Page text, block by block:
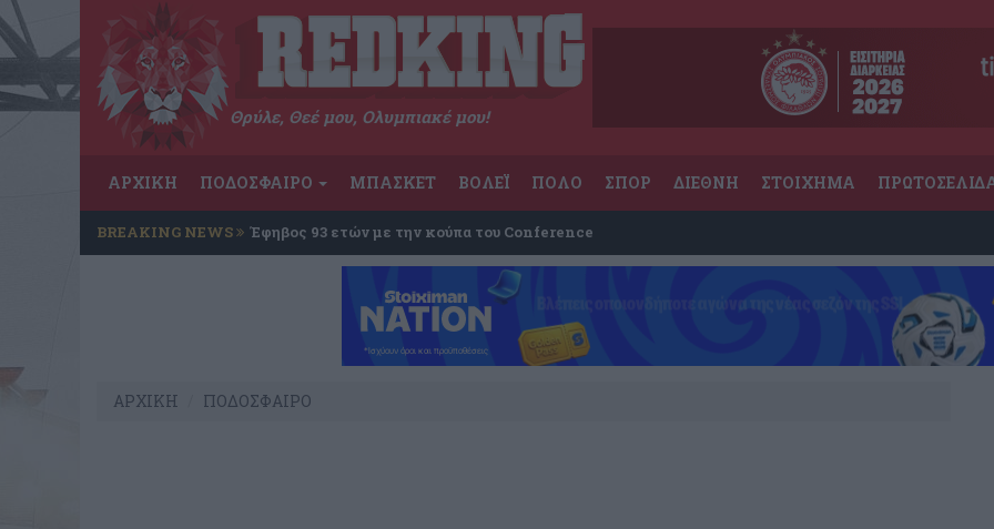
Θρύλε, Θεέ μου, Ολυμπιακέ μου!
ΑΡΧΙΚΗ ΠΟΔΟΣΦΑΙΡΟ ΜΠΑΣΚΕΤ ΒΟΛΕΪ ΠΟΛΟ ΣΠΟΡ ΔΙΕΘΝΗ ΣΤΟΙΧΗΜΑ
BREAKING NEWS Έφηβος 93 ετών με την κούπα του Conference
ΑΡΧΙΚΗ ΠΟΔΟΣΦΑΙΡΟ